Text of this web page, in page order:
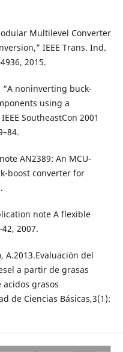
Multilevel Converter
IEEE Trans. Ind.
2015.
“A noninverting buck-
using a
SoutheastCon 2001
AN2389: An MCU-
boost converter for
note A flexible
2007.
A.2013.Evaluación del
a partir de grasas
grasos
de Ciencias Básicas,3(1):